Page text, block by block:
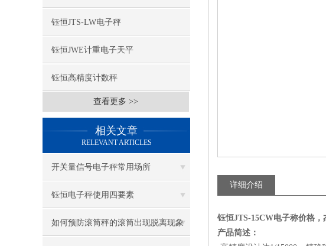
钰恒JTS-LW电子秤
钰恒JWE计重电子天平
钰恒高精度计数秤
查看更多 >>
相关文章
RELEVANT ARTICLES
开关量信号电子秤常用场所
钰恒电子秤使用四要素
如何预防滚筒秤的滚筒出现脱离现象
详细介绍
钰恒JTS-15CW电子称价格
产品简述：